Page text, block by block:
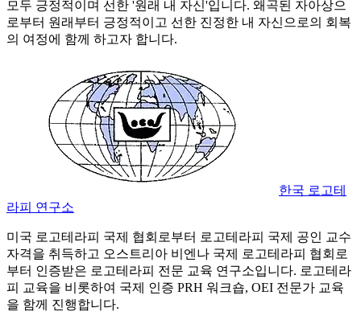
모두 긍정적이며 선한 '원래 내 자신'입니다. 왜곡된 자아상으
로부터 원래부터 긍정적이고 선한 진정한 내 자신으로의 회복
의 여정에 함께 하고자 합니다.
한국 로고테
라피 연구소
미국 로고테라피 국제 협회로부터 로고테라피 국제 공인 교수
자격을 취득하고 오스트리아 비엔나 국제 로고테라피 협회로
부터 인증받은 로고테라피 전문 교육 연구소입니다. 로고테라
피 교육을 비롯하여 국제 인증 PRH 워크숍, OEI 전문가 교육
을 함께 진행합니다.